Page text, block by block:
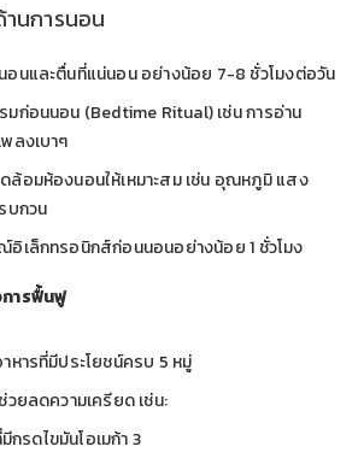
นการนอน
อนและตื่นที่แน่นอน อย่างน้อย 7-8 ชั่วโมงต่อวัน
มก่อนนอน (Bedtime Ritual) เช่น การอ่าน
ลงเบาๆ
ล้อมห้องนอนให้เหมาะสม เช่น อุณหภูมิ แสง
บกวน
อิเล็กทรอนิกส์ก่อนนอนอย่างน้อย 1 ชั่วโมง
การฟื้นฟู
หารที่มีประโยชน์ครบ 5 หมู่
วยลดความเครียด เช่น:
กรดไขมันโอเมก้า 3